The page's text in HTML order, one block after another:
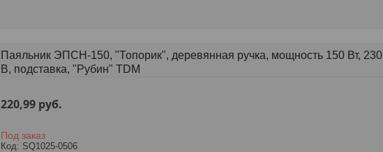
Паяльник ЭПСН-150, "Топорик", деревянная ручка, мощность 150 Вт, 230
В, подставка, "Рубин" TDM
220,99 руб.
Под заказ
SQ1025-0506